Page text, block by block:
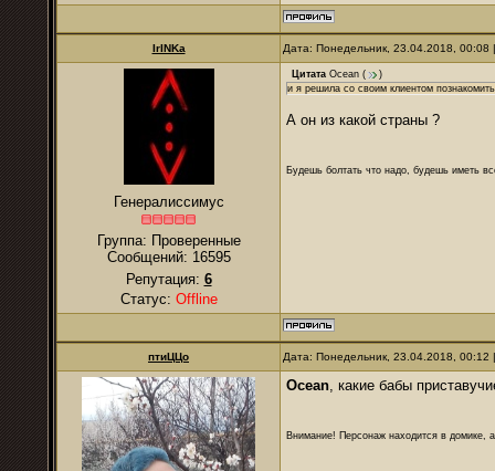
IrINKa Дата: Понедельник, 23.04.2018,
Генералиссимус
Группа: Проверенные
Сообщений: 16595
Репутация: 6
Статус: Offline
Цитата Ocean (
)
и я решила со своим клиентом познакомить
А он из какой страны ?
Будешь болтать что надо, будешь иметь
птиЦЦо Дата: Понедельник, 23.04.2018,
Ocean, какие бабы
Внимание! Персонаж находится в домике,